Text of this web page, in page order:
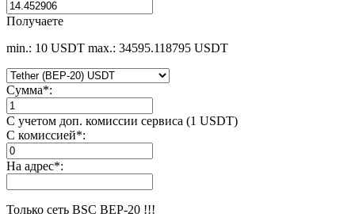
Получаете
min.: 10 USDT max.: 34595.118795 USDT
Сумма*:
С учетом доп. комиссии сервиса (1 USDT)
С комиссией*:
На адрес*:
Только сеть BSC BEP-20 !!!